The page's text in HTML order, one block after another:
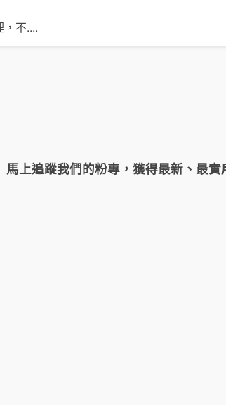
，不....
馬上追蹤我們的粉專，獲得最新、最實